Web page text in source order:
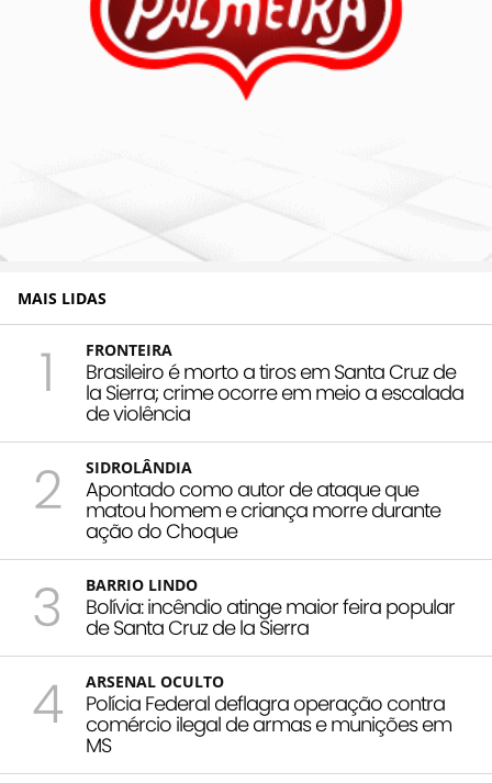
MAIS LIDAS
1 FRONTEIRA
Brasileiro é morto a tiros em Santa Cruz de
la Sierra; crime ocorre em meio a escalada
de violência
2 SIDROLÂNDIA
Apontado como autor de ataque que
matou homem e criança morre durante
ação do Choque
3 BARRIO LINDO
Bolívia: incêndio atinge maior feira popular
de Santa Cruz de la Sierra
4 ARSENAL OCULTO
Polícia Federal deflagra operação contra
comércio ilegal de armas e munições em
MS